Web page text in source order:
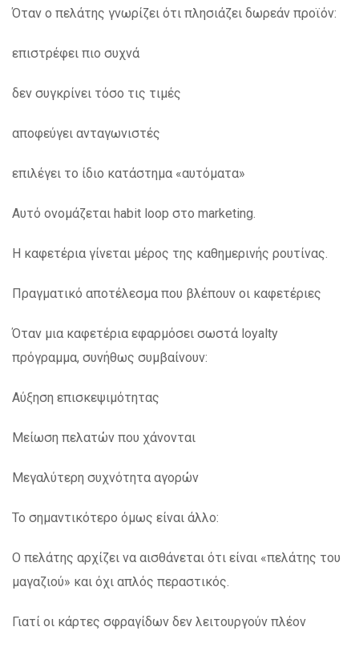
Όταν ο πελάτης γνωρίζει ότι πλησιάζει δωρεάν προϊόν:
επιστρέφει πιο συχνά
δεν συγκρίνει τόσο τις τιμές
αποφεύγει ανταγωνιστές
επιλέγει το ίδιο κατάστημα «αυτόματα»
Αυτό ονομάζεται habit loop στο marketing.
Η καφετέρια γίνεται μέρος της καθημερινής ρουτίνας.
Πραγματικό αποτέλεσμα που βλέπουν οι καφετέριες
Όταν μια καφετέρια εφαρμόσει σωστά loyalty
πρόγραμμα, συνήθως συμβαίνουν:
Αύξηση επισκεψιμότητας
Μείωση πελατών που χάνονται
Μεγαλύτερη συχνότητα αγορών
Το σημαντικότερο όμως είναι άλλο:
Ο πελάτης αρχίζει να αισθάνεται ότι είναι «πελάτης του
μαγαζιού» και όχι απλός περαστικός.
Γιατί οι κάρτες σφραγίδων δεν λειτουργούν πλέον